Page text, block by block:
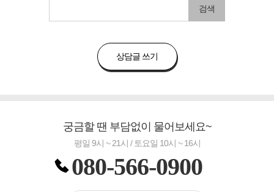
검색
상담글 쓰기
궁금할 땐 부담없이 물어보세요~
평일 9시 ~ 21시 / 토요일 10시 ~ 16시
080-566-0900